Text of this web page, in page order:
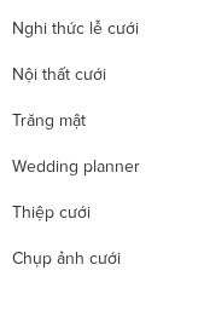
Nghi thức lễ cưới
Nội thất cưới
Trăng mật
Wedding planner
Thiệp cưới
Chụp ảnh cưới